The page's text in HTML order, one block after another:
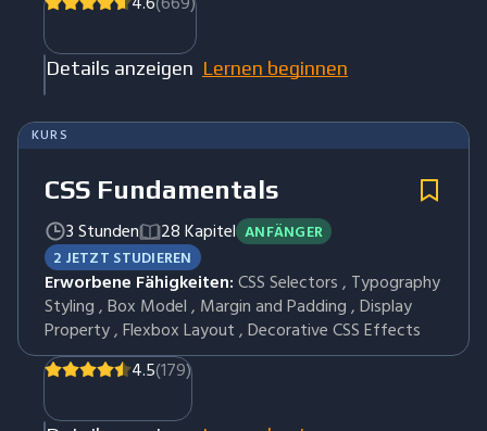
Details anzeigen Lernen beginnen
KURS
CSS Fundamentals
3 Stunden 28 Kapitel ANFÄNGER
2 JETZT STUDIEREN
Erworbene Fähigkeiten:CSS Selectors , Typography
Styling , Box Model , Margin and Padding , Display
Property , Flexbox Layout , Decorative CSS Effects
4.5(179)